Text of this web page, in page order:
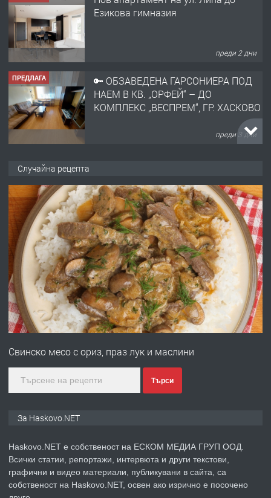
ПРЕДЛАГА
🔑 ОБЗАВЕДЕНА ГАРСОНИЕРА ПОД
ПРЕДЛАГА
НАПЪЛНО ОБЗАВЕДЕН И
ОБОРУДВАН ТРИСТАЕН
ПРЕДЛАГА
преди 4 дни
ПРЕДЛАГА
№4120 Магазин/Офис под наем в кв.
Любен Каравелов, Хасково-близо до
градската градина!
преди 4 дни
АПАРТАМЕНТ В НОВА СГРАДА КВ.
КУБА
ПРЕДЛАГА
асфалт 0889 537 426
преди 5 дни
Случайна рецепта
Свинско месо с ориз, праз лук и маслини
Търси
За Haskovo.NET
Haskovo.NET е собственост на ЕСКОМ МЕДИА ГРУП ООД.
Всички статии, репортажи, интервюта и други текстови,
графични и видео материали, публикувани в сайта, са
собственост на Haskovo.NET, освен ако изрично е посочено